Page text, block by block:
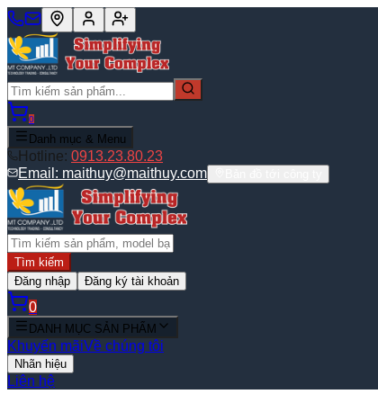
0
Danh mục & Menu
Hotline: 0913.23.80.23
Email: maithuy@maithuy.com
Tìm kiếm
Đăng nhập
Đăng ký tài khoản
0
DANH MỤC SẢN PHẨM
Khuyến mãiVề chúng tôi
Nhãn hiệu
Liên hệ